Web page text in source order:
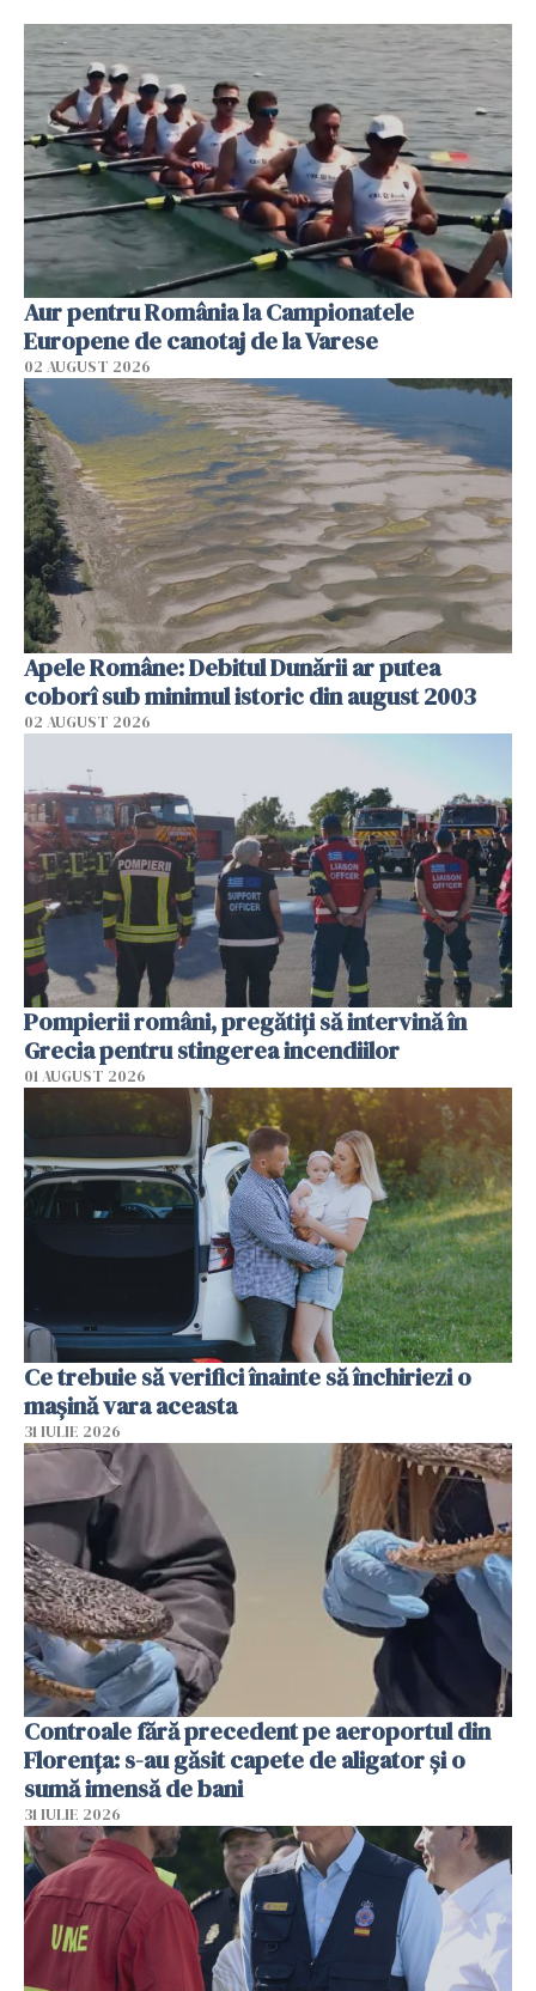
Aur pentru România la Campionatele
Europene de canotaj de la Varese
02 AUGUST 2026
Apele Române: Debitul Dunării ar putea
coborî sub minimul istoric din august 2003
02 AUGUST 2026
Pompierii români, pregătiţi să intervină în
Grecia pentru stingerea incendiilor
01 AUGUST 2026
Ce trebuie să verifici înainte să închiriezi o
mașină vara aceasta
31 IULIE 2026
Controale fără precedent pe aeroportul din
Florența: s-au găsit capete de aligator și o
sumă imensă de bani
31 IULIE 2026